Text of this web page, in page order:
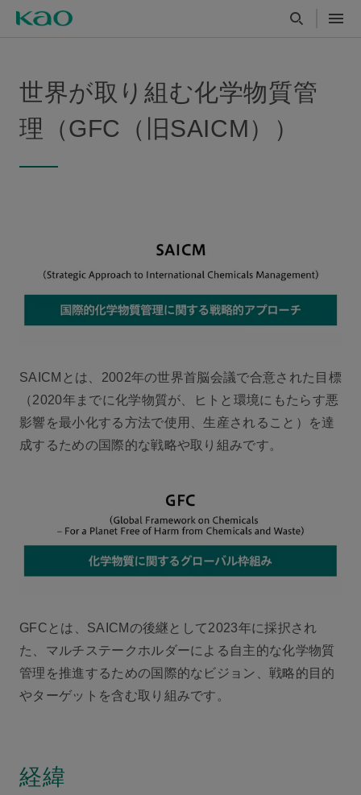
世界が取り組む化学物質管
理（GFC（旧SAICM））
SAICMとは、2002年の世界首脳会議で合意された目標
（2020年までに化学物質が、ヒトと環境にもたらす悪
影響を最小化する方法で使用、生産されること）を達
成するための国際的な戦略や取り組みです。
GFCとは、SAICMの後継として2023年に採択され
た、マルチステークホルダーによる自主的な化学物質
管理を推進するための国際的なビジョン、戦略的目的
やターゲットを含む取り組みです。
経緯